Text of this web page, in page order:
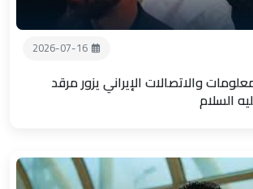
2026-07-16
والاتصالات الإيراني يزور مرقد
السلام